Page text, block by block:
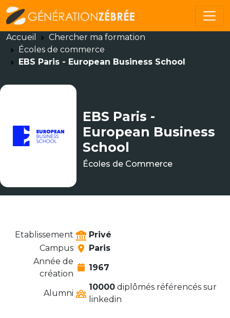
Accueil
Chercher ma formation
Écoles de commerce
EBS Paris - European Business School
EBS Paris -
European Business
School
Écoles de Commerce
Etablissement
Privé
Campus
Paris
Année de
création
1967
Alumni
10000 diplômés référencés sur
linkedin